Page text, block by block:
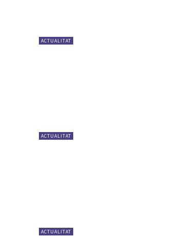
ACTUALITAT
ACTUALITAT
ACTUALITAT